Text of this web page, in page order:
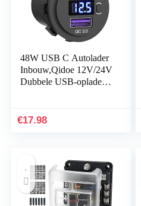
48W USB C Autolader
Inbouw,Qidoe 12V/24V
Dubbele USB-oplader
en Schakelaar…
€17.98